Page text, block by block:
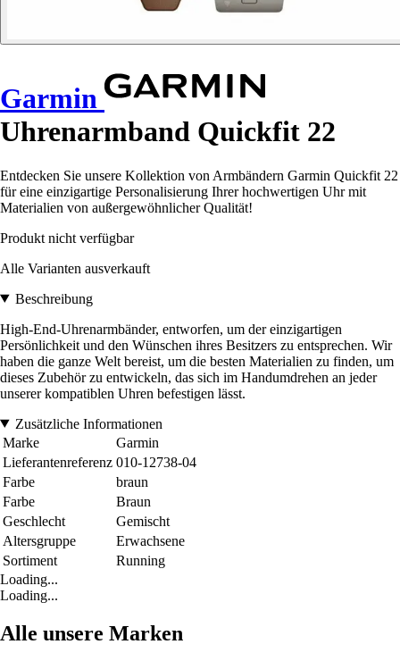
Garmin
Uhrenarmband Quickfit 22
Entdecken Sie unsere Kollektion von Armbändern Garmin Quickfit 22
für eine einzigartige Personalisierung Ihrer hochwertigen Uhr mit
Materialien von außergewöhnlicher Qualität!
Produkt nicht verfügbar
Alle Varianten ausverkauft
Beschreibung
High-End-Uhrenarmbänder, entworfen, um der einzigartigen
Persönlichkeit und den Wünschen ihres Besitzers zu entsprechen. Wir
haben die ganze Welt bereist, um die besten Materialien zu finden, um
dieses Zubehör zu entwickeln, das sich im Handumdrehen an jeder
unserer kompatiblen Uhren befestigen lässt.
Zusätzliche Informationen
Marke
Garmin
Lieferantenreferenz 010-12738-04
Farbe
braun
Farbe
Braun
Geschlecht
Gemischt
Altersgruppe
Erwachsene
Sortiment
Running
Loading...
Loading...
Alle unsere Marken